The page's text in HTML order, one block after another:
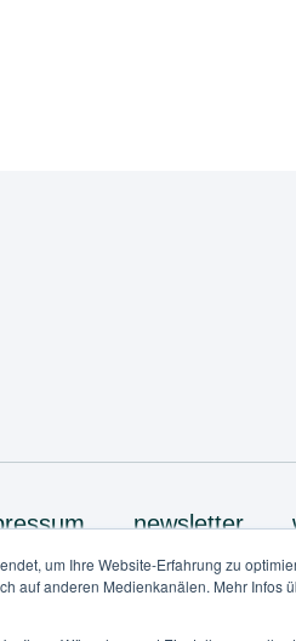
um Ihre Website-Erfahrung zu
auf anderen Medienkanälen. Mehr Infos
newsletter
vereinbaren